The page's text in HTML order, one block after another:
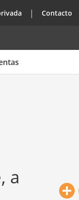
Contacto
a